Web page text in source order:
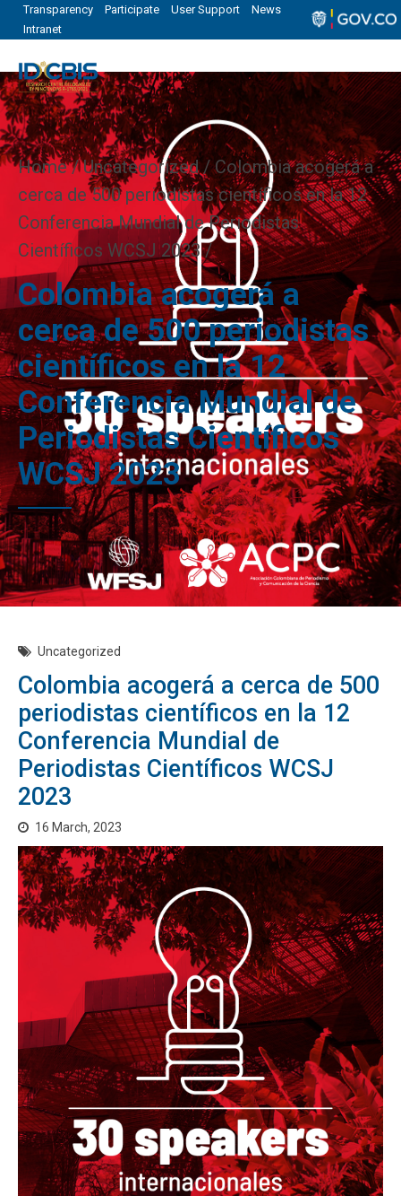
Transparency Participate User Support
News
Intranet
Home Uncategorized/ Colombia acogerá a
cerca de 500 periodistas científicos en la 12
Conferencia Mundial de Periodistas
Científicos WCSJ 2023 /
Colombia acogerá a
cerca de 500 periodistas
científicos en la 12
Conferencia Mundial de
Periodistas Científicos
WCSJ 2023
Uncategorized
Colombia acogerá a cerca de 500
periodistas científicos en la 12
Conferencia Mundial de
Periodistas Científicos WCSJ
2023
16 March, 2023